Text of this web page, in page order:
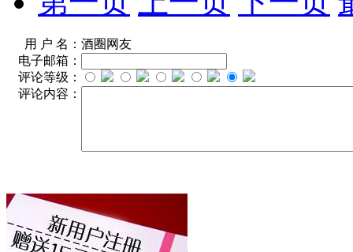
用 户 名： 酒圈网友
电子邮箱：
评论等级：
评论内容：